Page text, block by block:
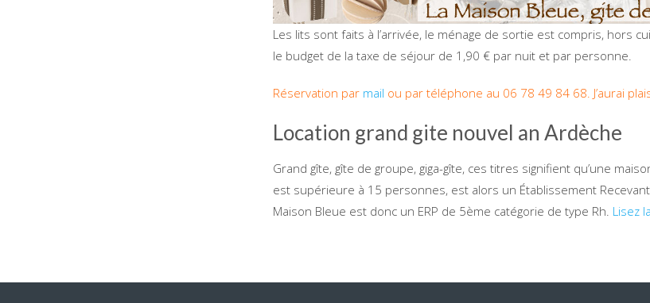
Les lits sont faits à l’arrivée, le ménage de sortie est compris, hors
le budget de la taxe de séjour de 1,90 € par nuit et par personne.
Réservation par mail ou par téléphone au 06 78 49 84 68. J’aurai
Location grand gite nouvel an Ardèche
Grand gîte, gîte de groupe, giga-gîte, ces titres signifient qu’une
est supérieure à 15 personnes, est alors un Établissement Recevant
Maison Bleue est donc un ERP de 5ème catégorie de type Rh. Lisez